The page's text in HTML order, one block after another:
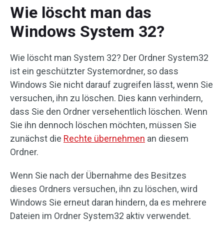
Wie löscht man das
Windows System 32?
Wie löscht man System 32? Der Ordner System32
ist ein geschützter Systemordner, so dass
Windows Sie nicht darauf zugreifen lässt, wenn Sie
versuchen, ihn zu löschen. Dies kann verhindern,
dass Sie den Ordner versehentlich löschen. Wenn
Sie ihn dennoch löschen möchten, müssen Sie
zunächst die Rechte übernehmen an diesem
Ordner.
Wenn Sie nach der Übernahme des Besitzes
dieses Ordners versuchen, ihn zu löschen, wird
Windows Sie erneut daran hindern, da es mehrere
Dateien im Ordner System32 aktiv verwendet.